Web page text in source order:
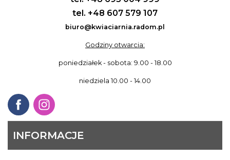
INFORMACJE
tel. +48 607 579 107
biuro@kwiaciarnia.radom.pl
Godziny otwarcia:
poniedziałek - sobota: 9.00 - 18.00
niedziela 10.00 - 14.00